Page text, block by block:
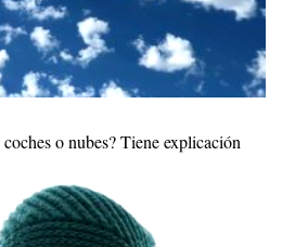
coches o nubes? Tiene explicación